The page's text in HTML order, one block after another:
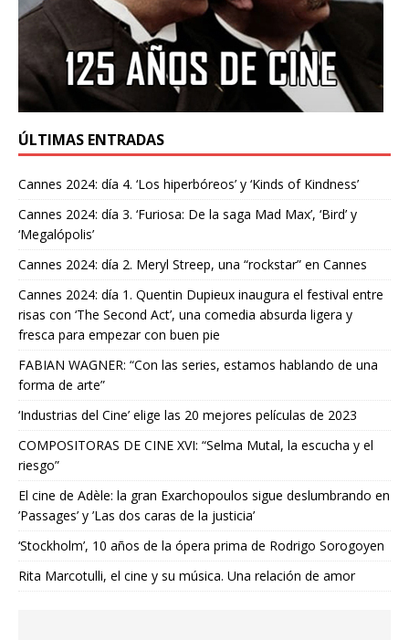
ÚLTIMAS ENTRADAS
Cannes 2024: día 4. ‘Los hiperbóreos’ y ‘Kinds of Kindness’
Cannes 2024: día 3. ‘Furiosa: De la saga Mad Max’, ‘Bird’ y
‘Megalópolis’
Cannes 2024: día 2. Meryl Streep, una “rockstar” en Cannes
Cannes 2024: día 1. Quentin Dupieux inaugura el festival entre
risas con ‘The Second Act’, una comedia absurda ligera y
fresca para empezar con buen pie
FABIAN WAGNER: “Con las series, estamos hablando de una
forma de arte”
‘Industrias del Cine’ elige las 20 mejores películas de 2023
COMPOSITORAS DE CINE XVI: “Selma Mutal, la escucha y el
riesgo”
El cine de Adèle: la gran Exarchopoulos sigue deslumbrando en
’Passages’ y ’Las dos caras de la justicia’
‘Stockholm’, 10 años de la ópera prima de Rodrigo Sorogoyen
Rita Marcotulli, el cine y su música. Una relación de amor